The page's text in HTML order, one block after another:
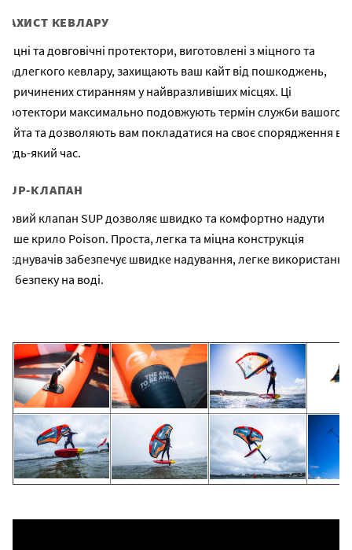
ЗАХИСТ КЕВЛАРУ
Міцні та довговічні протектори, виготовлені з міцного та
надлегкого кевлару, захищають ваш кайт від пошкоджень,
спричинених стиранням у найвразливіших місцях. Ці
протектори максимально подовжують термін служби вашого
кайта та дозволяють вам покладатися на своє спорядження в
будь-який час.
SUP-КЛАПАН
Новий клапан SUP дозволяє швидко та комфортно надути
ваше крило Poison. Проста, легка та міцна конструкція
з'єднувачів забезпечує швидке надування, легке використання
та безпеку на воді.